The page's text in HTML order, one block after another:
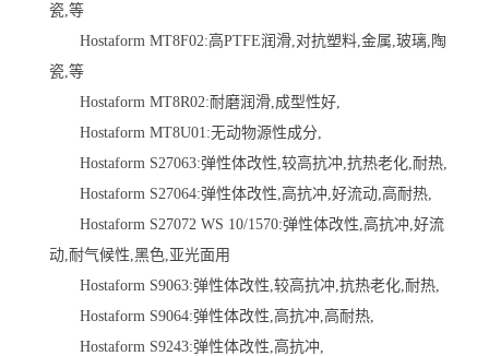
瓷,等
Hostaform MT8F02:高PTFE润滑,对抗塑料,金属,玻璃,陶
瓷,等
Hostaform MT8R02:耐磨润滑,成型性好,
Hostaform MT8U01:无动物源性成分,
Hostaform S27063:弹性体改性,较高抗冲,抗热老化,耐热,
Hostaform S27064:弹性体改性,高抗冲,好流动,高耐热,
Hostaform S27072 WS 10/1570:弹性体改性,高抗冲,好流
动,耐气候性,黑色,亚光面用
Hostaform S9063:弹性体改性,较高抗冲,抗热老化,耐热,
Hostaform S9064:弹性体改性,高抗冲,高耐热,
Hostaform S9243:弹性体改性,高抗冲,